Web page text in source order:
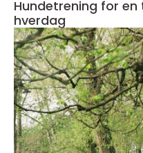
Hundetrening for
hverdag